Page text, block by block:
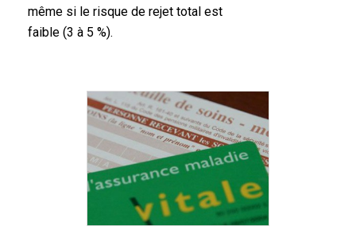
même si le risque de rejet total est
faible (3 à 5 %).